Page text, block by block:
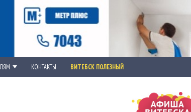
КОНТАКТЫ ВИТЕБСК ПОЛЕЗНЫЙ